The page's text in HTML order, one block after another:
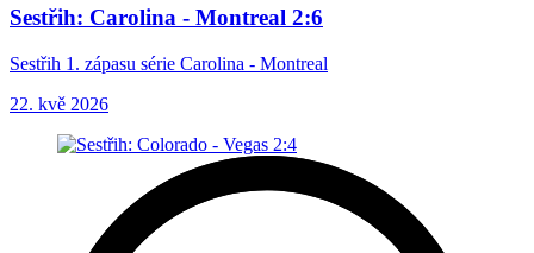
Sestřih: Carolina - Montreal 2:6
Sestřih 1. zápasu série Carolina - Montreal
22. kvě 2026